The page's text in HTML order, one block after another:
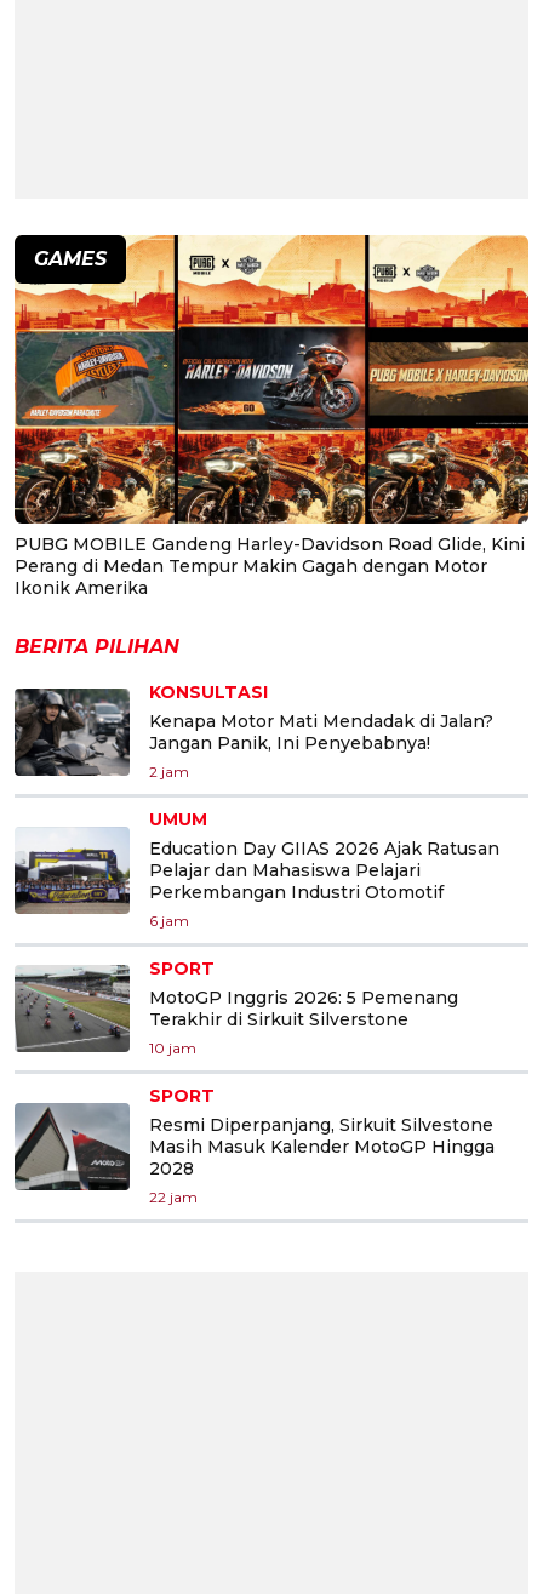
GAMES
PUBG MOBILE Gandeng Harley-Davidson Road Glide, Kini
Perang di Medan Tempur Makin Gagah dengan Motor
Ikonik Amerika
BERITA PILIHAN
KONSULTASI
Kenapa Motor Mati Mendadak di Jalan?
Jangan Panik, Ini Penyebabnya!
2 jam
UMUM
Education Day GIIAS 2026 Ajak Ratusan
Pelajar dan Mahasiswa Pelajari
Perkembangan Industri Otomotif
6 jam
SPORT
MotoGP Inggris 2026: 5 Pemenang
Terakhir di Sirkuit Silverstone
10 jam
SPORT
Resmi Diperpanjang, Sirkuit Silvestone
Masih Masuk Kalender MotoGP Hingga
2028
22 jam